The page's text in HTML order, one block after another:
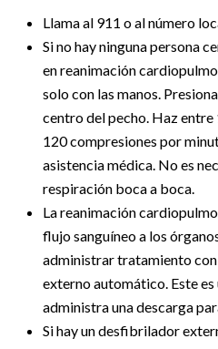
Llama al 911 o al número
Si no hay ninguna persona
en reanimación
solo con las manos.
centro del pecho. Haz entre
120 compresiones por
asistencia médica. No es
respiración boca a boca.
La reanimación
flujo sanguíneo a los
administrar tratamiento
externo automático. Este
administra una descarga
Si hay un desfibrilador